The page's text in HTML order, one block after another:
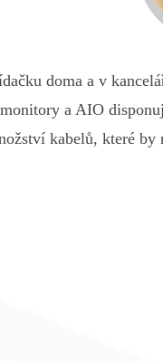
doma a v
a AIO
kabelů, které